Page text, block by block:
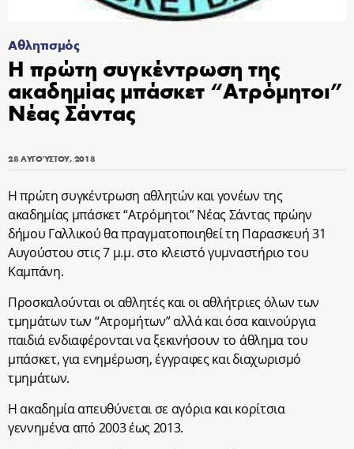
Αθλητισμός
Η πρώτη συγκέντρωση της
ακαδημίας μπάσκετ “Ατρόμητοι”
Νέας Σάντας
28 ΑΥΓΟΎΣΤΟΥ, 2018
Η πρώτη συγκέντρωση αθλητών και γονέων της
ακαδημίας μπάσκετ “Ατρόμητοι” Νέας Σάντας πρώην
δήμου Γαλλικού θα πραγματοποιηθεί τη Παρασκευή 31
Αυγούστου στις 7 μ.μ. στο κλειστό γυμναστήριο του
Καμπάνη.
Προσκαλούνται οι αθλητές και οι αθλήτριες όλων των
τμημάτων των “Ατρομήτων” αλλά και όσα καινούργια
παιδιά ενδιαφέρονται να ξεκινήσουν το άθλημα του
μπάσκετ, για ενημέρωση, έγγραφες και διαχωρισμό
τμημάτων.
Η ακαδημία απευθύνεται σε αγόρια και κορίτσια
γεννημένα από 2003 έως 2013.